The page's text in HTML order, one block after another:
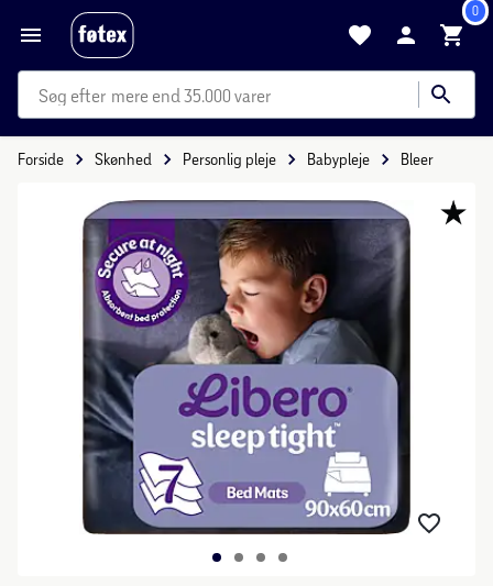
0
mere end 35.000 varer
Forside Skønhed Personlig pleje Babypleje Bleer